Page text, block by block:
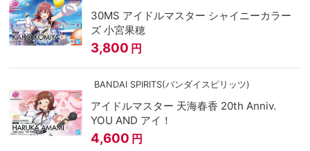
30MS アイドルマスター シャイニーカラー
ズ 小宮果穂
3,800 円
BANDAI SPIRITS(バンダイスピリッツ)
アイドルマスター 天海春香 20th Anniv.
YOU AND アイ！
4,600 円